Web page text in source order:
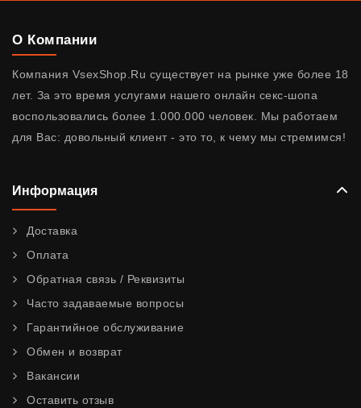
О Компании
Компания VsexShop.Ru существует на рынке уже более 18
лет. За это время услугами нашего онлайн секс-шопа
воспользовались более 1.000.000 человек. Мы работаем
для Вас: довольный клиент - это то, к чему мы стремимся!
Информация
Доставка
Оплата
Обратная связь / Реквизиты
Часто задаваемые вопросы
Гарантийное обслуживание
Обмен и возврат
Вакансии
Оставить отзыв